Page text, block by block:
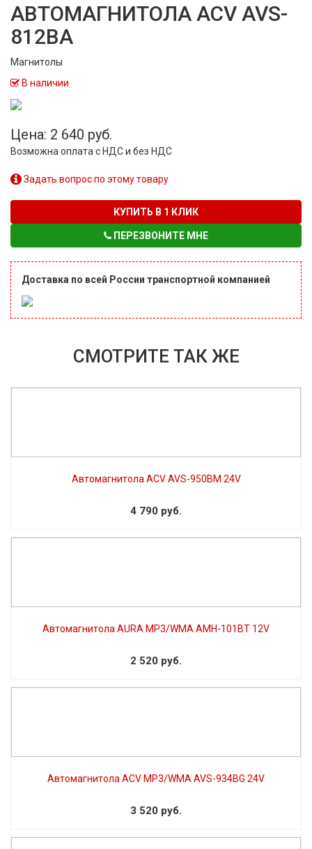
АВТОМАГНИТОЛА ACV AVS-
812BA
Магнитолы
В наличии
Цена: 2 640 руб.
Возможна оплата с НДС и без НДС
Задать вопрос по этому товару
КУПИТЬ В 1 КЛИК
ПЕРЕЗВОНИТЕ МНЕ
Доставка по всей России транспортной компанией
СМОТРИТЕ ТАК ЖЕ
Автомагнитола ACV AVS-950BM 24V
4 790 руб.
Автомагнитола AURA MP3/WMA AMH-101BT 12V
2 520 руб.
Автомагнитола ACV MP3/WMA AVS-934BG 24V
3 520 руб.